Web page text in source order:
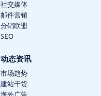
社交媒体
邮件营销
分销联盟
SEO
动态资讯
市场趋势
建站干货